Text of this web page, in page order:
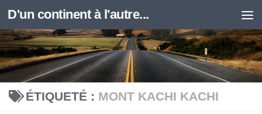
Skip to content
D'un continent à l'autre...
ÉTIQUETÉ : MONT KACHI KACHI